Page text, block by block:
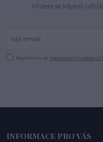
Můžete se kdykoli
Souhlasím se zpracováním
INFORMACE PRO VÁS